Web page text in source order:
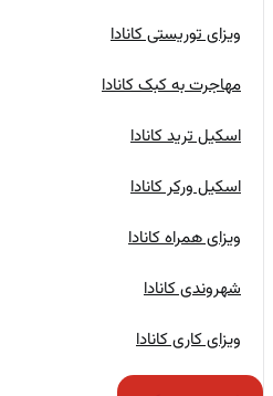
ویزای توریستی کانادا
مهاجرت به کبک کانادا
اسکیل ترید کانادا
اسکیل ورکر کانادا
ویزای همراه کانادا
شهروندی کانادا
ویزای کاری کانادا